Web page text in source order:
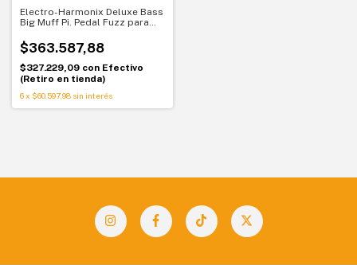
Electro-Harmonix Deluxe Bass
Big Muff Pi. Pedal Fuzz para
$363.587,88
$327.229,09 con Efectivo
(Retiro en tienda)
6x $60.597,98 sin interés